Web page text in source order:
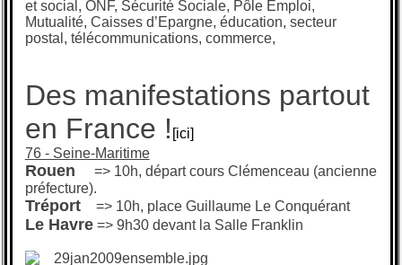
et social, ONF, Sécurité Sociale, Pôle Emploi,
Mutualité, Caisses d’Epargne, éducation, secteur
postal, télécommunications, commerce,
Des manifestations partout
en France ! [ici]
76 - Seine-Maritime
Rouen
=> 10h, départ cours Clémenceau (ancienne
préfecture).
Tréport => 10h, place Guillaume Le Conquérant
Le Havre=> 9h30 devant la Salle Franklin